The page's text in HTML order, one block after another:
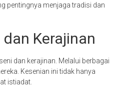
pentingnya menjaga tradisi dan
Kerajinan
dan kerajinan. Melalui berbagai
Kesenian ini tidak hanya
istiadat.